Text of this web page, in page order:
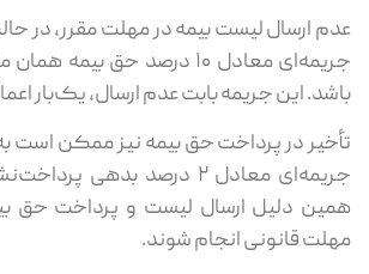
عدم ارسال لیست بیمه در مهلت مقرر، در
جریمه‌ای معادل ۱۰ درصد حق
باشد. این جریمه بابت عدم ارسال، یک‌بار
تأخیر در پرداخت حق بیمه نیز ممکن است به
جریمه‌ای معادل ۲ درصد بدهی
همین دلیل ارسال لیست و پرداخت حق
مهلت قانونی انجام شوند.